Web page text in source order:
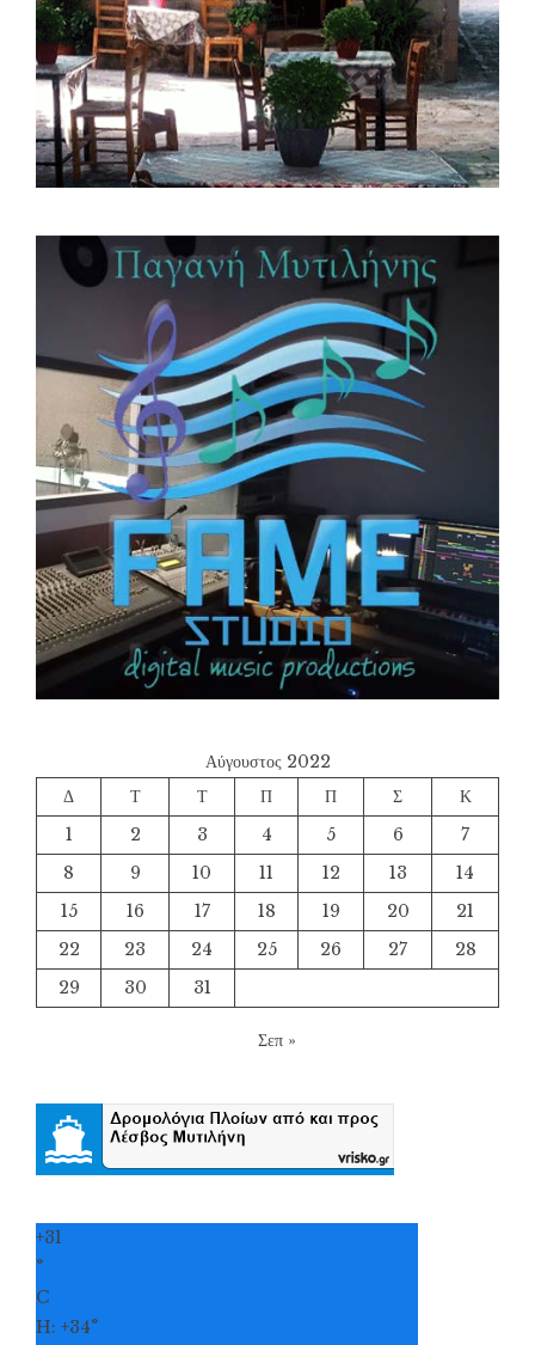
Αύγουστος 2022
Δ
Τ Τ Π Π Σ
Κ
1
2 3 4 5 6
7
8
9 10 11 12 13
14
15
16 17 18 19 20
21
22
23 24 25 26 27
28
29
30 31
Σεπ »
+31
°
C
H: +34°